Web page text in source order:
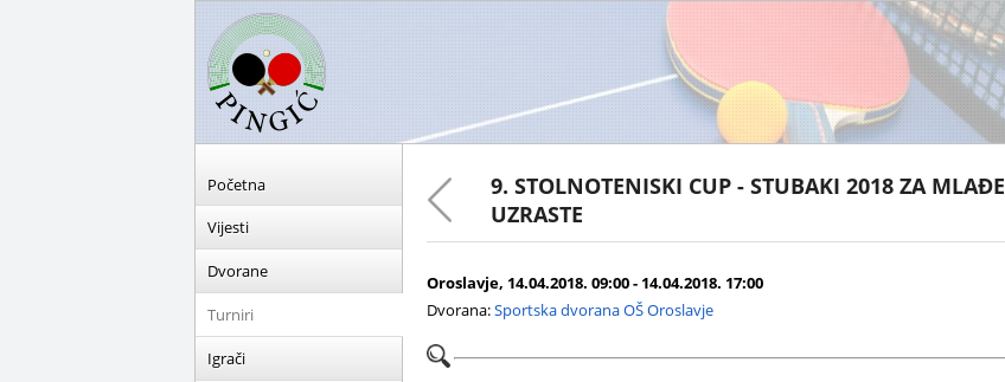
Početna
Vijesti
Dvorane
Turniri
Igrači
9. STOLNOTENISKI CUP - STUBAKI 2018 ZA MLAĐE
UZRASTE
Oroslavje, 14.04.2018. 09:00 - 14.04.2018. 17:00
Dvorana:Sportska dvorana OŠ Oroslavje